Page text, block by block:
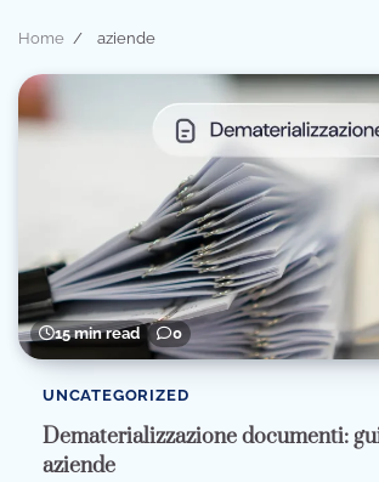
Home aziende
15 min read 0
UNCATEGORIZED
Dematerializzazione documenti:
aziende